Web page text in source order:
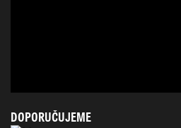
DOPORUČUJEME